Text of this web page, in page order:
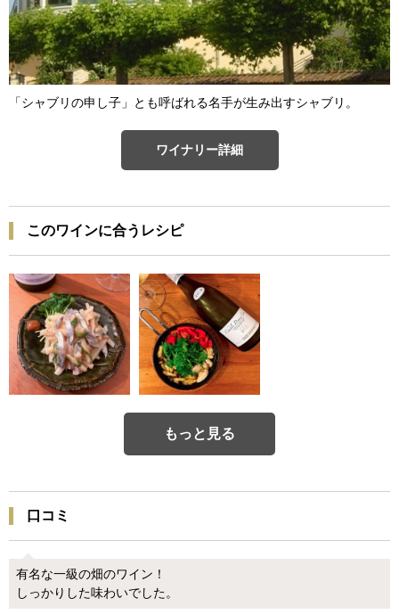
「シャブリの申し子」とも呼ばれる名手が生み出すシャブリ。
ワイナリー詳細
このワインに合うレシピ
もっと見る
口コミ
有名な一級の畑のワイン！
しっかりした味わいでした。